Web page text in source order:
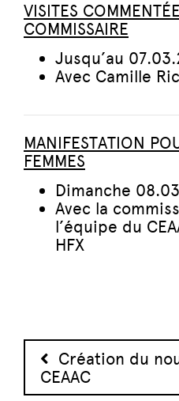
VISITES
COMMISSAIRE
Jusqu’au
Avec Camille
MANIFESTATION
FEMMES
Dimanche
Avec la
l’équipe du
HFX
Post
Création du
CEAAC